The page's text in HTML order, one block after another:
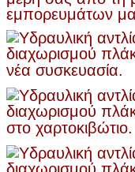
εμπορευμάτων
νέα συσκευασία.
στο χαρτοκιβώτιο.